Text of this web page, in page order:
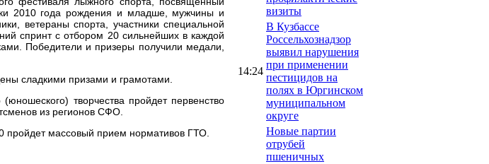
2010 года рождения и младше, мужчины и
ветераны спорта, участники специальной
спринт с отбором 20 сильнейших в каждой
Победители и призеры получили медали,
сладкими призами и грамотами.
творчества пройдет первенство
из регионов СФО.
пройдет массовый прием нормативов ГТО.
визиты
14:24
В Кузбассе
Россельхознадзор
выявил нарушения
при применении
пестицидов на
полях в Юргинском
муниципальном
округе
Новые партии
отрубей
пшеничных